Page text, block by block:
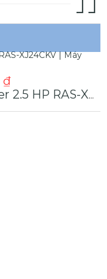
₫
Máy Lạnh Hitachi Inverter 2.5 HP RAS-XJ24CKV | Máy Lạnh Giá Sỉ